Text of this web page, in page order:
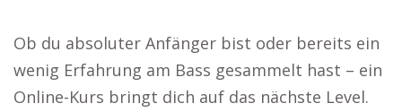
Ob du absoluter Anfänger bist oder bereits ein
wenig Erfahrung am Bass gesammelt hast – ein
Online-Kurs bringt dich auf das nächste Level.